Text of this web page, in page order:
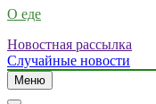
О еде
Новостная рассылка
Случайные новости
Меню